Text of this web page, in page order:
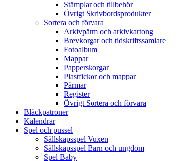
Stämplar och tillbehör
Övrigt Skrivbordsprodukter
Sortera och förvara
Arkivpärm och arkivkartong
Brevkorgar och tidskriftssamlare
Fotoalbum
Mappar
Papperskorgar
Plastfickor och mappar
Pärmar
Register
Övrigt Sortera och förvara
Bläckpatroner
Kalendrar
Spel och pussel
Sällskapsspel Vuxen
Sällskapsspel Barn och ungdom
Spel Baby